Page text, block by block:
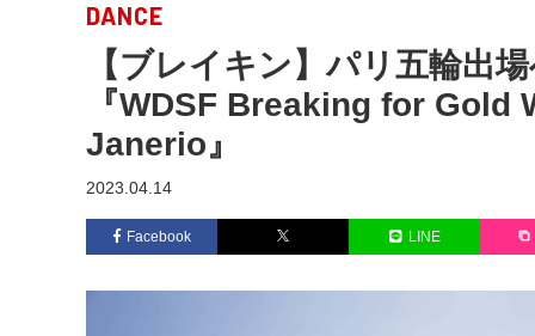
DANCE
【ブレイキン】パリ五輪出
『WDSF Breaking for Gold
Janerio』
2023.04.14
Facebook LINE